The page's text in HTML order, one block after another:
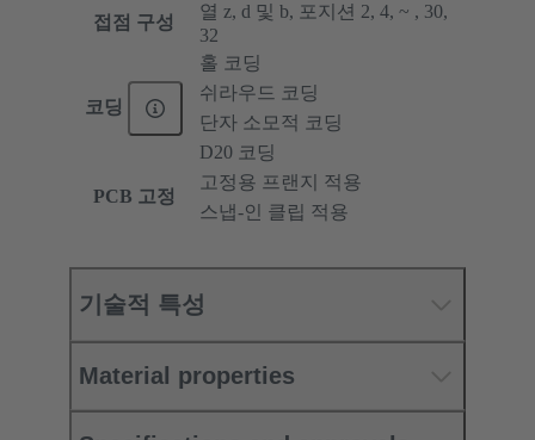
접점 구성
열 z, d 및 b, 포지션 2, 4, ~ , 30,
32
코딩
홀 코딩
쉬라우드 코딩
단자 소모적 코딩
D20 코딩
PCB 고정
고정용 프랜지 적용
스냅-인 클립 적용
기술적 특성
Material properties